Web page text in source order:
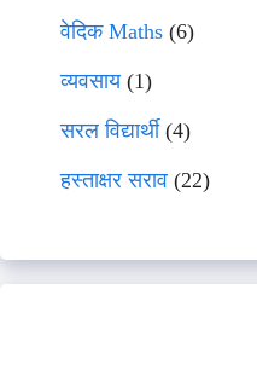
वेदिक Maths (6)
व्यवसाय(1)
सरल विद्यार्थी(4)
हस्ताक्षर सराव (22)